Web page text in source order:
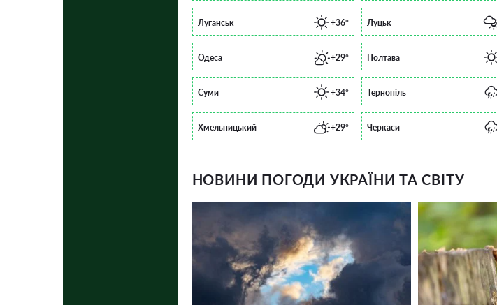
Луганськ +36° Луцьк
Одеса +29° Полтава
Суми +34° Тернопіль
Хмельницький +29° Черкаси
НОВИНИ ПОГОДИ УКРАЇНИ ТА СВІТУ